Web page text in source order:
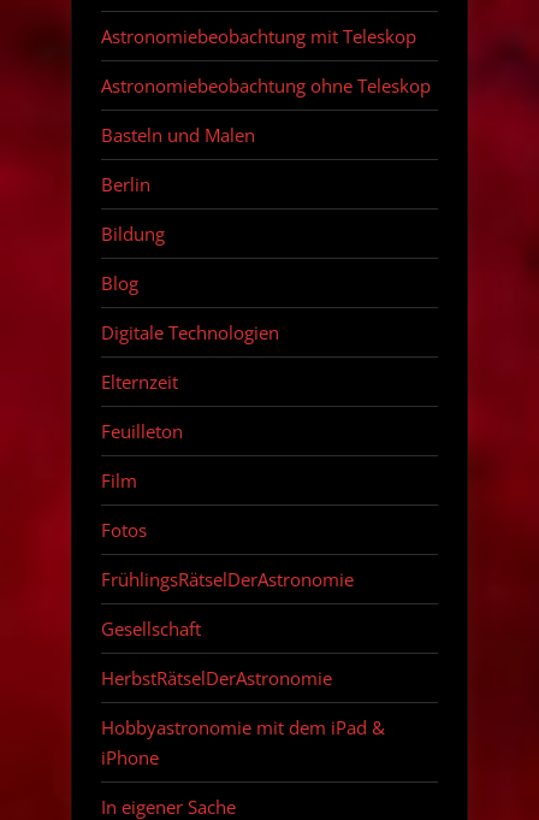
Astronomiebeobachtung mit Teleskop
Astronomiebeobachtung ohne Teleskop
Basteln und Malen
Berlin
Bildung
Blog
Digitale Technologien
Elternzeit
Feuilleton
Film
Fotos
FrühlingsRätselDerAstronomie
Gesellschaft
HerbstRätselDerAstronomie
Hobbyastronomie mit dem iPad &
iPhone
In eigener Sache